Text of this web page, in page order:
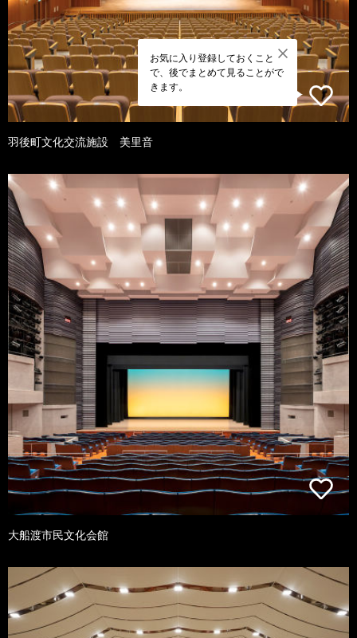
お気に入り登録しておくこと
で、後でまとめて見ることがで
きます。
羽後町文化交流施設 美里音
大船渡市民文化会館